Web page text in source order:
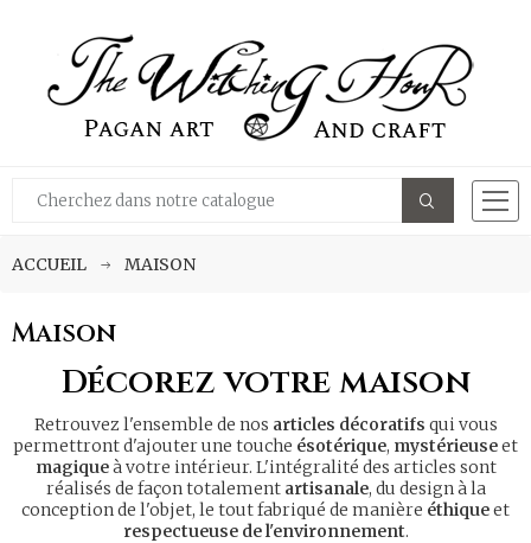
ACCUEIL MAISON
Maison
Décorez votre maison
Retrouvez l'ensemble de nos articles décoratifs qui vous
permettront d'ajouter une touche ésotérique, mystérieuseet
magiqueà votre intérieur. L'intégralité des articles sont
réalisés de façon totalement artisanale, du design à la
conception de l'objet, le tout fabriqué de manière éthiqueet
respectueuse de l'environnement.